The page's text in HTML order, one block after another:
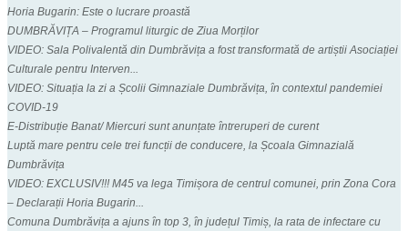
Horia Bugarin: Este o lucrare proastă
DUMBRĂVIȚA – Programul liturgic de Ziua Morților
VIDEO: Sala Polivalentă din Dumbrăvița a fost transformată de artiștii Asociației
Culturale pentru Interven...
VIDEO: Situația la zi a Școlii Gimnaziale Dumbrăvița, în contextul pandemiei
COVID-19
E-Distribuție Banat/ Miercuri sunt anunțate întreruperi de curent
Luptă mare pentru cele trei funcții de conducere, la Școala Gimnazială
Dumbrăvița
VIDEO: EXCLUSIV!!! M45 va lega Timișora de centrul comunei, prin Zona Cora
– Declarații Horia Bugarin...
Comuna Dumbrăvița a ajuns în top 3, în județul Timiș, la rata de infectare cu